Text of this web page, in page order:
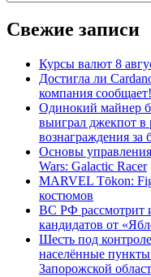
Свежие записи
Курсы валют 8
Достигла ли
компания
Одинокий майнер
выиграл джекпот в
вознаграждения за
Основы
Wars: Galactic Racer
MARVEL Tōkon:
костюмов
ВС РФ рассмотрит
кандидатов от
Шесть под
населённые
Запорожской